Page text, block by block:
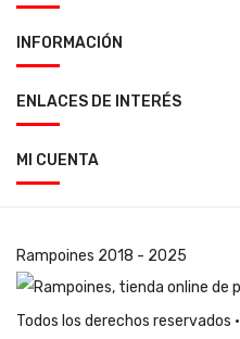
INFORMACIÓN
ENLACES DE INTERÉS
MI CUENTA
Rampoines 2018 - 2025
Todos los derechos reservados ·